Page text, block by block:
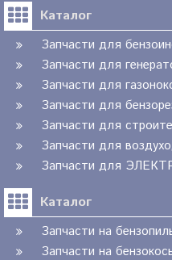
Каталог
Запчасти для
Запчасти для
Запчасти для
Запчасти для
Запчасти для
Запчасти для
Запчасти для
Каталог
Запчасти на
Запчасти на